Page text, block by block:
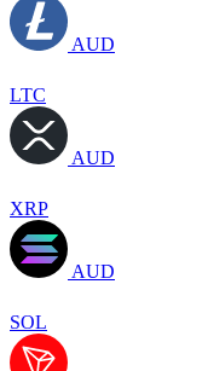
AUD
LTC
AUD
XRP
AUD
SOL